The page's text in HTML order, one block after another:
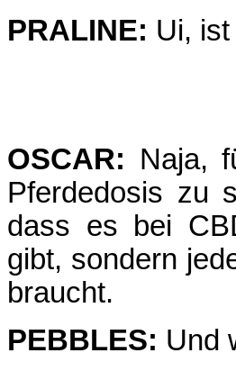
PRALINE: Ui,
OSCAR: Naja,
Pferdedosis zu
dass es bei
gibt, sondern
braucht.
PEBBLES: Und